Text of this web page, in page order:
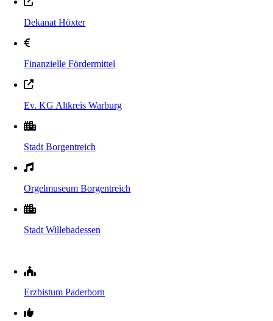
Dekanat Höxter
Finanzielle Fördermittel
Ev. KG Altkreis Warburg
Stadt Borgentreich
Orgelmuseum Borgentreich
Stadt Willebadessen
Erzbistum Paderborn